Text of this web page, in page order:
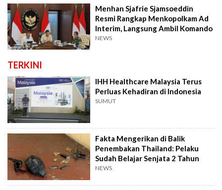
Menhan Sjafrie Sjamsoeddin
Resmi Rangkap Menkopolkam Ad
Interim, Langsung Ambil Komando
NEWS
TERKINI
IHH Healthcare Malaysia Terus
Perluas Kehadiran di Indonesia
SUMUT
Fakta Mengerikan di Balik
Penembakan Thailand: Pelaku
Sudah Belajar Senjata 2 Tahun
NEWS